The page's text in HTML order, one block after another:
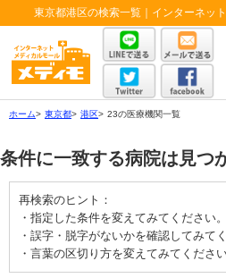
東京都港区の検索一覧｜インターネッ
ホーム> 東京都> 港区> 23の医療機関一覧
条件に一致する病院は見つ
再検索のヒント：
・指定した条件を変えてみてください。
・誤字・脱字がないかを確認してみて
・言葉の区切り方を変えてみてください